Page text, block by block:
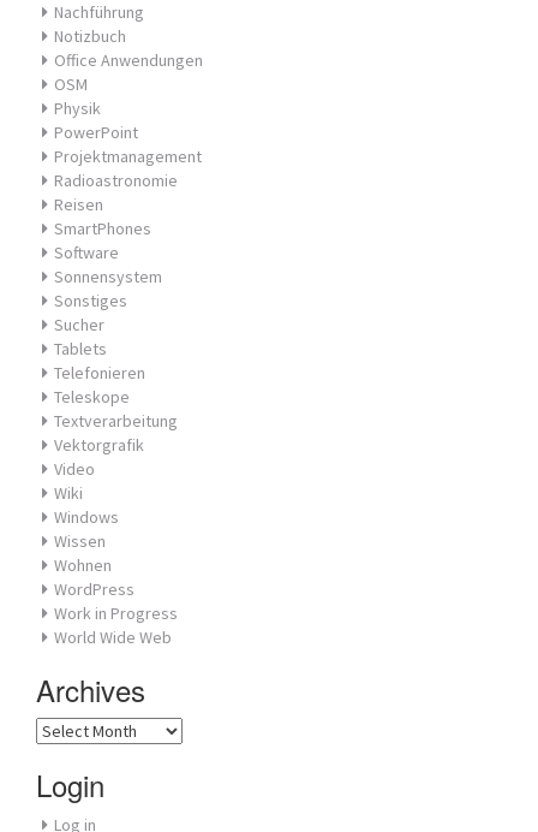
Nachführung
Notizbuch
Office Anwendungen
OSM
Physik
PowerPoint
Projektmanagement
Radioastronomie
Reisen
SmartPhones
Software
Sonnensystem
Sonstiges
Sucher
Tablets
Telefonieren
Teleskope
Textverarbeitung
Vektorgrafik
Video
Wiki
Windows
Wissen
Wohnen
WordPress
Work in Progress
World Wide Web
Archives
Archives
Login
Log in